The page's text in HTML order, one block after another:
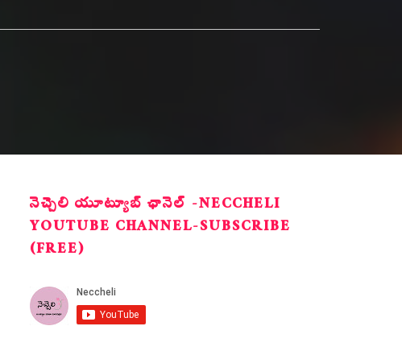
నెచ్చెలి యూట్యూబ్ ఛానెల్ -NECCHELI
YOUTUBE CHANNEL-SUBSCRIBE
(FREE)